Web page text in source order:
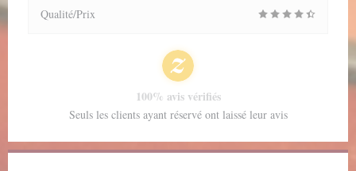
Qualité/Prix
100% avis vérifiés
Seuls les clients ayant réservé ont laissé leur avis